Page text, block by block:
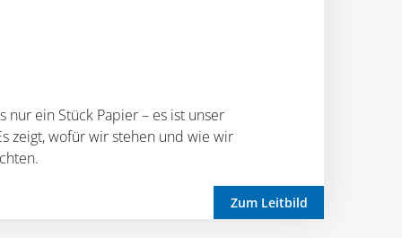
nur ein Stück Papier – es ist unser
zeigt, wofür wir stehen und wie wir
Zum Leitbild